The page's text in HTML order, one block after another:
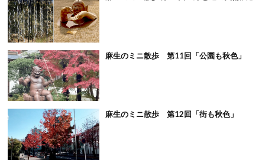
麻生のミニ散歩 第11回「公園も秋色」
麻生のミニ散歩 第12回「街も秋色」